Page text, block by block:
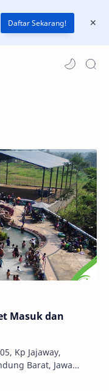
Daftar Sekarang!
Masuk dan
Kp Jajaway,
Barat, Jawa